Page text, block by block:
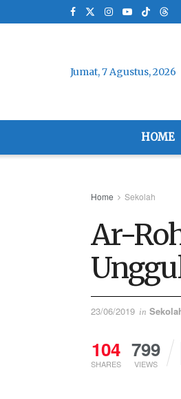
Jumat, 7 Agustus, 2026
HOME
Home Sekolah
Ar-
23/06/2019 in
104
SHARES
799
VIEWS